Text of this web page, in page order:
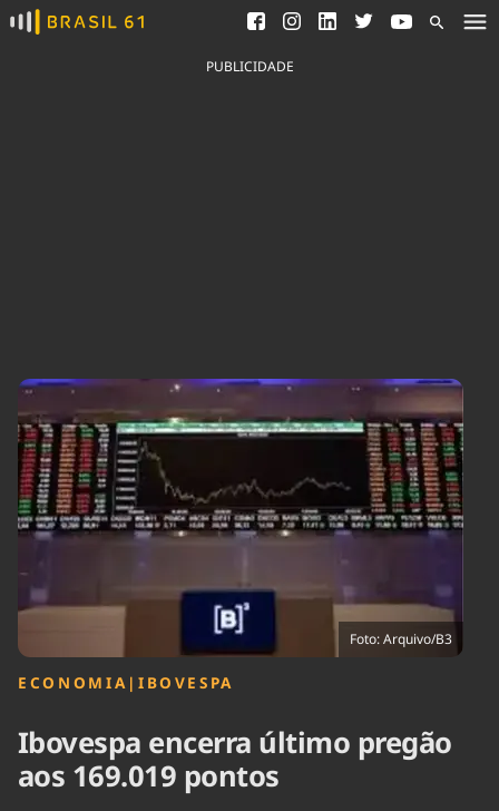
Ver todas as notícias
Saneamento
Indicadores
Agronegócios
Brasil
Brasil Mineral
Ciência &
Tecnologia
Cinema
Comportamento
Cultura
Economia
Educação
Infraestrutura
Internacional
Meio Ambiente
Podcast
Saúde
Tempo
PUBLICIDADE
Foto: Arquivo/B3
ECONOMIA | IBOVESPA
Ibovespa encerra último pregão
aos 169.019 pontos